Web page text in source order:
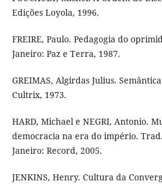
Edições Loyola, 1996.
FREIRE, Paulo. Pedagogia do
Janeiro: Paz e Terra, 1987.
GREIMAS, Algirdas Julius.
Cultrix, 1973.
HARD, Michael e NEGRI, Antonio.
democracia na era do império.
Janeiro: Record, 2005.
JENKINS, Henry. Cultura da